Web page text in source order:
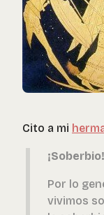
Cito a mi
¡Soberbio!
Por lo
vivimos